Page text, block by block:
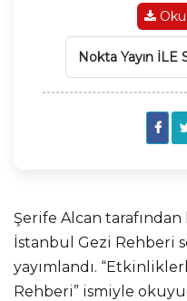
Nokta Yayın İLE
Şerife Alcan
İstanbul Gezi Rehberi
yayımlandı.
Rehberi” ismiyle